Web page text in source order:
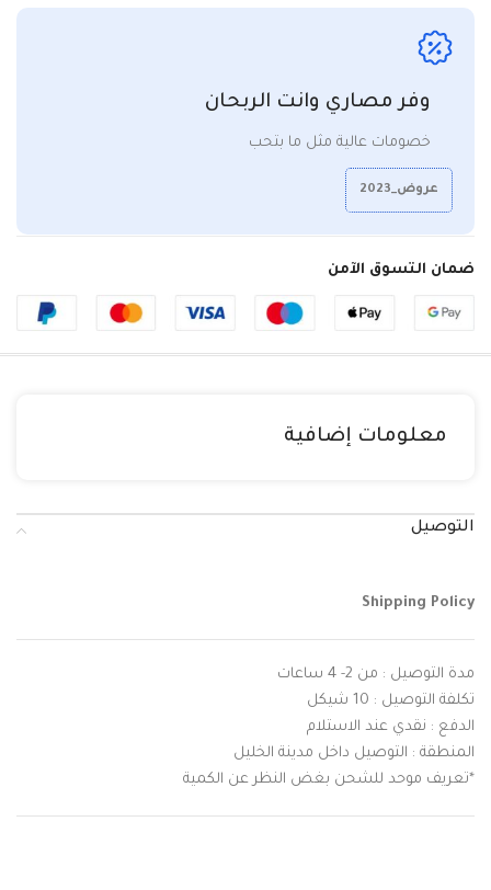
وفر مصاري وانت الربحان
خصومات عالية مثل ما بتحب
عروض_2023
ضمان التسوق الآمن
معلومات إضافية
التوصيل
Shipping Policy
مدة التوصيل : من 2- 4 ساعات
تكلفة التوصيل : 10 شيكل
الدفع : نقدي عند الاستلام
المنطقة : التوصيل داخل مدينة الخليل
*تعريف موحد للشحن بغض النظر عن الكمية